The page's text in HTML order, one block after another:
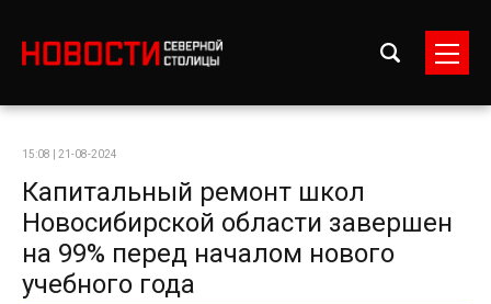
15:08 | 21-08-2024
Капитальный ремонт школ
Новосибирской области завершен
на 99% перед началом нового
учебного года